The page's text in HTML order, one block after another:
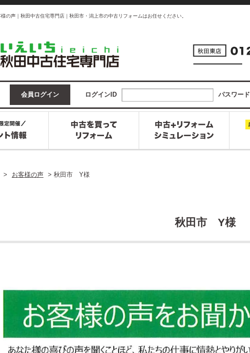
の声｜秋田中古住宅専門店｜秋田市・潟上市の中古リフォームはお任せください。
会員ログイン ログインID パスワード
> お客様の声 > 秋田市 Y様
秋田市 Y様